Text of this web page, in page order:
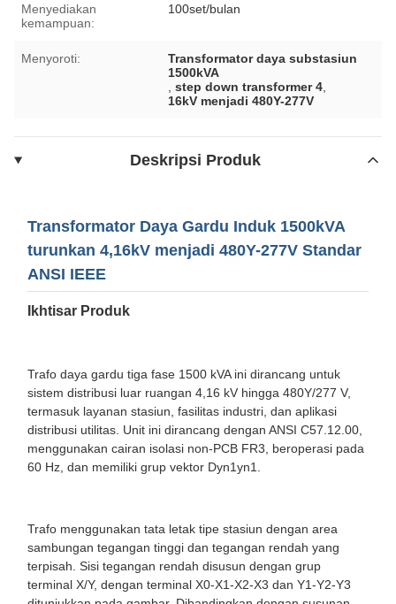
Menyediakan
kemampuan:
100set/bulan
Menyoroti:
Transformator daya substasiun
1500kVA
,step down transformer 4
16kV menjadi 480Y-277V
Deskripsi Produk
Transformator Daya Gardu Induk 1500kVA
turunkan 4,16kV menjadi 480Y-277V Standar
ANSI IEEE
Ikhtisar Produk
Trafo daya gardu tiga fase 1500 kVA ini dirancang untuk
sistem distribusi luar ruangan 4,16 kV hingga 480Y/277 V,
termasuk layanan stasiun, fasilitas industri, dan aplikasi
distribusi utilitas. Unit ini dirancang dengan ANSI C57.12.00,
menggunakan cairan isolasi non-PCB FR3, beroperasi pada
60 Hz, dan memiliki grup vektor Dyn1yn1.
Trafo menggunakan tata letak tipe stasiun dengan area
sambungan tegangan tinggi dan tegangan rendah yang
terpisah. Sisi tegangan rendah disusun dengan grup
terminal X/Y, dengan terminal X0-X1-X2-X3 dan Y1-Y2-Y3